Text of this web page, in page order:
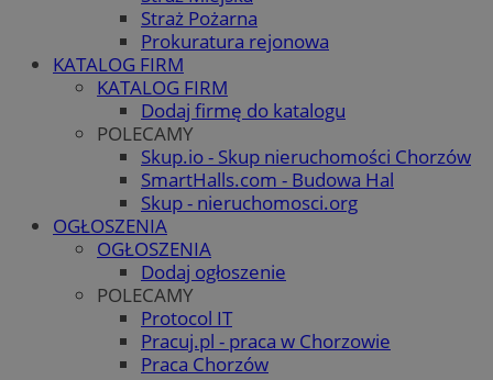
Straż Pożarna
Prokuratura rejonowa
KATALOG FIRM
KATALOG FIRM
Dodaj firmę do katalogu
POLECAMY
Skup.io - Skup nieruchomości Chorzów
SmartHalls.com - Budowa Hal
Skup - nieruchomosci.org
OGŁOSZENIA
OGŁOSZENIA
Dodaj ogłoszenie
POLECAMY
Protocol IT
Pracuj.pl - praca w Chorzowie
Praca Chorzów